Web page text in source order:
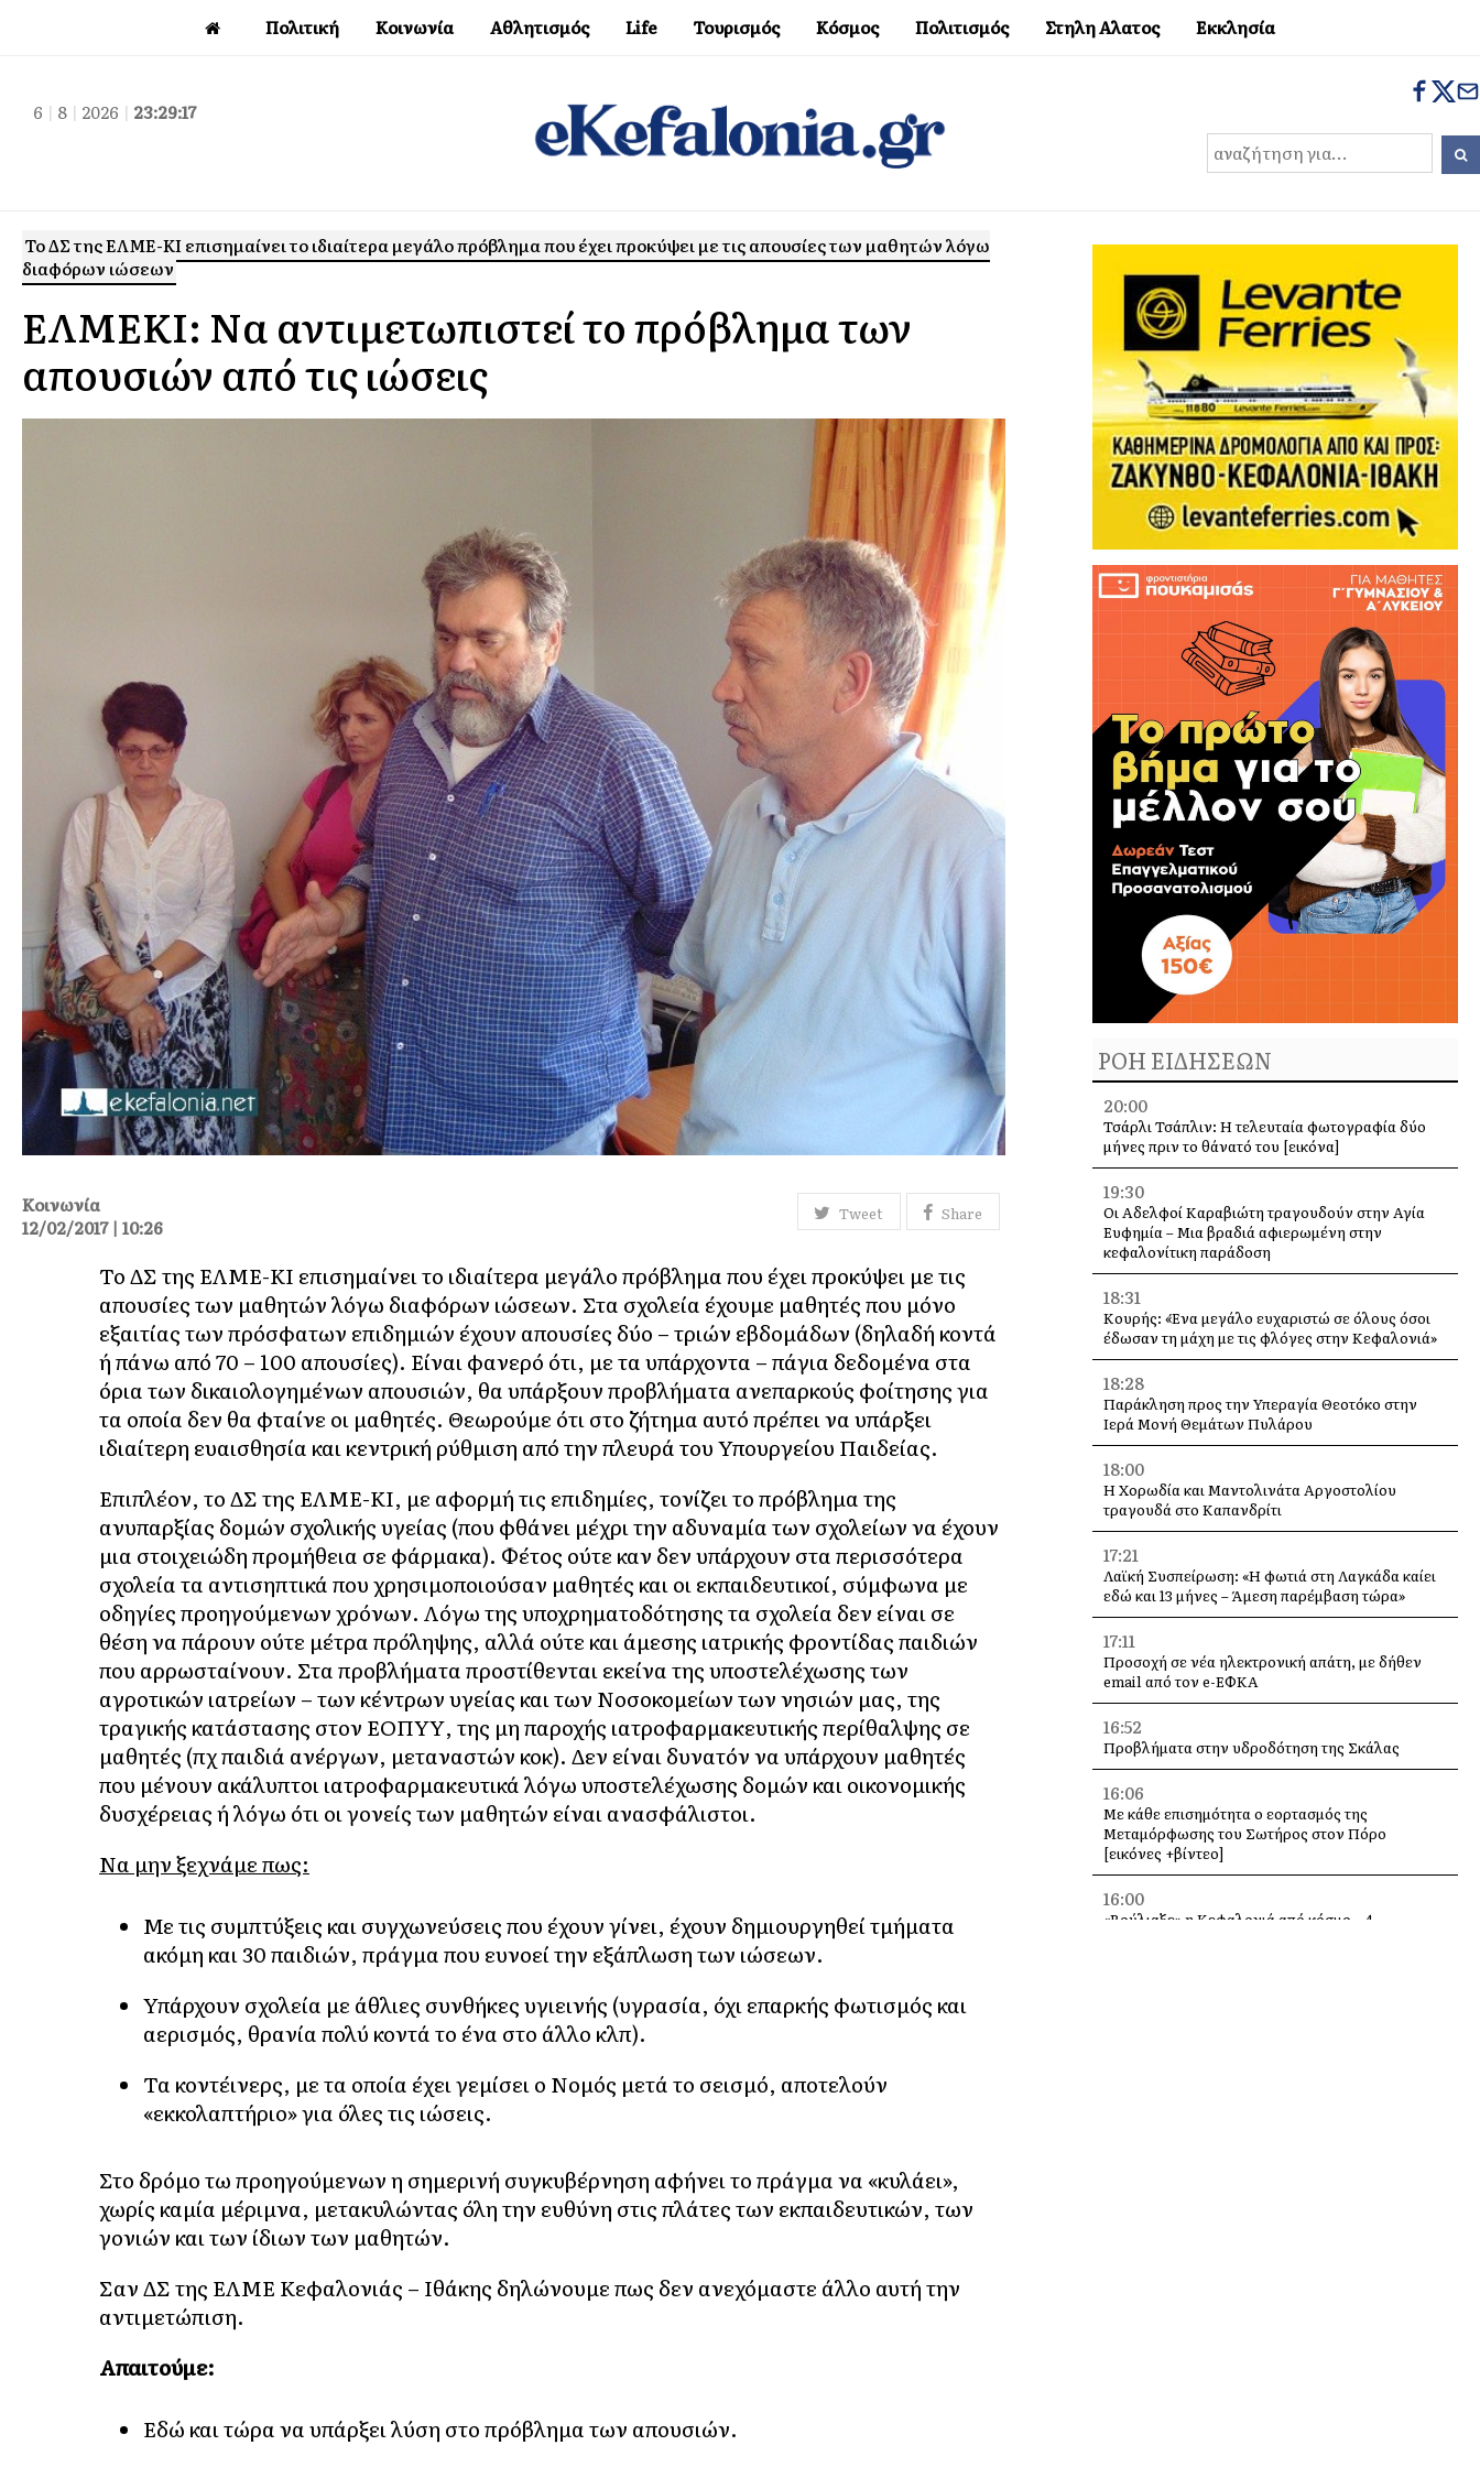
Πολιτική Κοινωνία Αθλητισμός Life Τουρισμός Κόσμος Πολιτισμός Στηλη Αλατος Εκκλησία
6 | 8 | 2026 | 23:29:18
Το ΔΣ της ΕΛΜΕ-ΚΙ επισημαίνει το ιδιαίτερα μεγάλο πρόβλημα που έχει προκύψει με τις απουσίες των μαθητών λόγω
διαφόρων ιώσεων
ΕΛΜΕΚΙ: Να αντιμετωπιστεί το πρόβλημα των
απουσιών από τις ιώσεις
Tweet Share
Κοινωνία
12/02/2017 | 10:26
Το ΔΣ της ΕΛΜΕ-ΚΙ επισημαίνει το ιδιαίτερα μεγάλο πρόβλημα που έχει προκύψει με τις
απουσίες των μαθητών λόγω διαφόρων ιώσεων. Στα σχολεία έχουμε μαθητές που μόνο
εξαιτίας των πρόσφατων επιδημιών έχουν απουσίες δύο – τριών εβδομάδων (δηλαδή κοντά
ή πάνω από 70 – 100 απουσίες). Είναι φανερό ότι, με τα υπάρχοντα – πάγια δεδομένα στα
όρια των δικαιολογημένων απουσιών, θα υπάρξουν προβλήματα ανεπαρκούς φοίτησης για
τα οποία δεν θα φταίνε οι μαθητές. Θεωρούμε ότι στο ζήτημα αυτό πρέπει να υπάρξει
ιδιαίτερη ευαισθησία και κεντρική ρύθμιση από την πλευρά του Υπουργείου Παιδείας.
Επιπλέον, το ΔΣ της ΕΛΜΕ-ΚΙ, με αφορμή τις επιδημίες, τονίζει το πρόβλημα της
ανυπαρξίας δομών σχολικής υγείας (που φθάνει μέχρι την αδυναμία των σχολείων να έχουν
μια στοιχειώδη προμήθεια σε φάρμακα). Φέτος ούτε καν δεν υπάρχουν στα περισσότερα
σχολεία τα αντισηπτικά που χρησιμοποιούσαν μαθητές και οι εκπαιδευτικοί, σύμφωνα με
οδηγίες προηγούμενων χρόνων. Λόγω της υποχρηματοδότησης τα σχολεία δεν είναι σε
θέση να πάρουν ούτε μέτρα πρόληψης, αλλά ούτε και άμεσης ιατρικής φροντίδας παιδιών
που αρρωσταίνουν. Στα προβλήματα προστίθενται εκείνα της υποστελέχωσης των
αγροτικών ιατρείων – των κέντρων υγείας και των Νοσοκομείων των νησιών μας, της
τραγικής κατάστασης στον ΕΟΠΥΥ, της μη παροχής ιατροφαρμακευτικής περίθαλψης σε
μαθητές (πχ παιδιά ανέργων, μεταναστών κοκ). Δεν είναι δυνατόν να υπάρχουν μαθητές
που μένουν ακάλυπτοι ιατροφαρμακευτικά λόγω υποστελέχωσης δομών και οικονομικής
δυσχέρειας ή λόγω ότι οι γονείς των μαθητών είναι ανασφάλιστοι.
Να μην ξεχνάμε πως:
Με τις συμπτύξεις και συγχωνεύσεις που έχουν γίνει, έχουν δημιουργηθεί τμήματα
ακόμη και 30 παιδιών, πράγμα που ευνοεί την εξάπλωση των ιώσεων.
Υπάρχουν σχολεία με άθλιες συνθήκες υγιεινής (υγρασία, όχι επαρκής φωτισμός και
αερισμός, θρανία πολύ κοντά το ένα στο άλλο κλπ).
Τα κοντέινερς, με τα οποία έχει γεμίσει ο Νομός μετά το σεισμό, αποτελούν
«εκκολαπτήριο» για όλες τις ιώσεις.
Στο δρόμο τω προηγούμενων η σημερινή συγκυβέρνηση αφήνει το πράγμα να «κυλάει»,
χωρίς καμία μέριμνα, μετακυλώντας όλη την ευθύνη στις πλάτες των εκπαιδευτικών, των
γονιών και των ίδιων των μαθητών.
Σαν ΔΣ της ΕΛΜΕ Κεφαλονιάς – Ιθάκης δηλώνουμε πως δεν ανεχόμαστε άλλο αυτή την
αντιμετώπιση.
Απαιτούμε:
Εδώ και τώρα να υπάρξει λύση στο πρόβλημα των απουσιών.
ΡΟΗ ΕΙΔΗΣΕΩΝ
20:00
Τσάρλι Τσάπλιν: Η τελευταία φωτογραφία δύο
μήνες πριν το θάνατό του [εικόνα]
19:30
Οι Αδελφοί Καραβιώτη τραγουδούν στην Αγία
Ευφημία – Μια βραδιά αφιερωμένη στην
κεφαλονίτικη παράδοση
18:31
Κουρής: «Ένα μεγάλο ευχαριστώ σε όλους όσοι
έδωσαν τη μάχη με τις φλόγες στην Κεφαλονιά»
18:28
Παράκληση προς την Υπεραγία Θεοτόκο στην
Ιερά Μονή Θεμάτων Πυλάρου
18:00
Η Χορωδία και Μαντολινάτα Αργοστολίου
τραγουδά στο Καπανδρίτι
17:21
Λαϊκή Συσπείρωση: «Η φωτιά στη Λαγκάδα καίει
εδώ και 13 μήνες – Άμεση παρέμβαση τώρα»
17:11
Προσοχή σε νέα ηλεκτρονική απάτη, με δήθεν
email από τον e-ΕΦΚΑ
16:52
Προβλήματα στην υδροδότηση της Σκάλας
16:06
Με κάθε επισημότητα ο εορτασμός της
Μεταμόρφωσης του Σωτήρος στον Πόρο
[εικόνες +βίντεο]
16:00
«Βούλιαξε» η Κεφαλονιά από κόσμο – 4